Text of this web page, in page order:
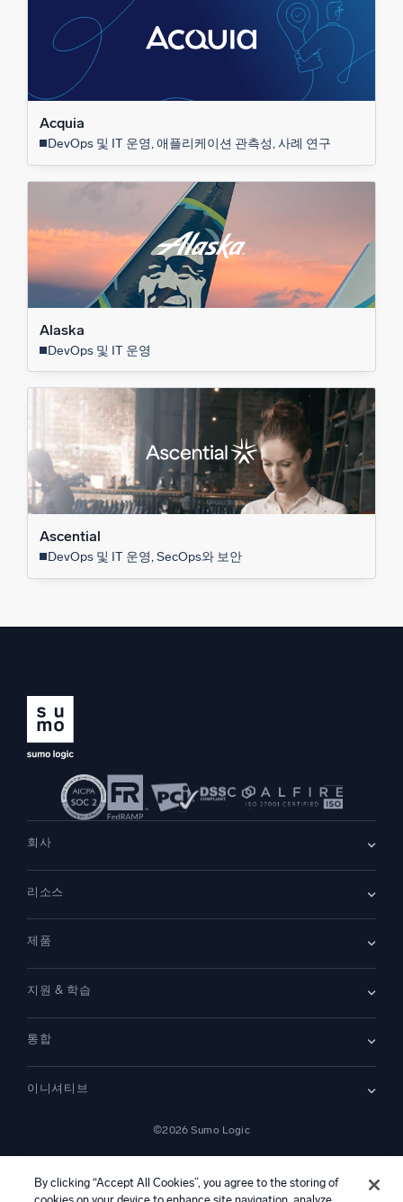
Acquia
DevOps 및 IT 운영, 애플리케이션 관측성, 사례 연구
Alaska
DevOps 및 IT 운영
Ascential
DevOps 및 IT 운영, SecOps와 보안
회사
채용 채용 중
리더십
뉴스룸
문의하기
리소스
고객 사례
데모
제품
SIEM
보안을 위한 로그
모니터링 및 문제 해결
비교하기
지원 & 학습
커뮤니티
지원
플랫폼 상태
통합
Amazon S3 Audit
PCI 규정 준수
이니셔티브
디지털 고객 경험
©2026 Sumo Logic
—
캘리포니아 개인정보 보호 고지AI 지침한국어
By clicking “Accept All Cookies”, you agree to the storing of